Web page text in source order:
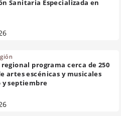
Sanitaria Especializada en
regional programa cerca de 250
artes escénicas y musicales
y septiembre